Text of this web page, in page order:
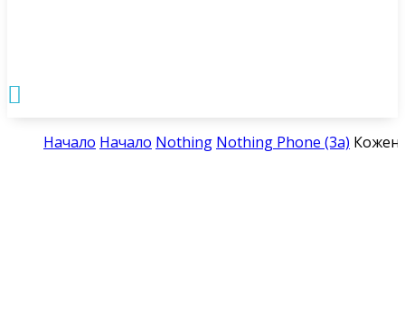

Начало Начало Nothing Nothing Phone (3a) Кожен